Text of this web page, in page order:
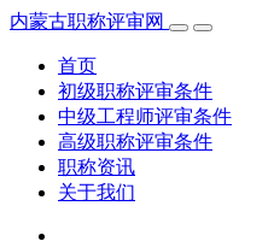
内蒙古职称评审网
首页
初级职称评审条件
中级工程师评审条件
高级职称评审条件
职称资讯
关于我们